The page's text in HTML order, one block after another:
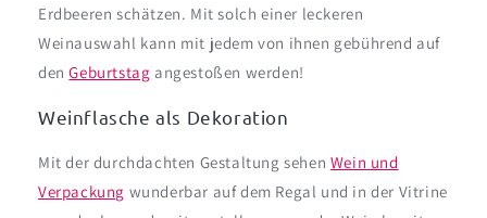
Erdbeeren schätzen. Mit solch einer leckeren
Weinauswahl kann mit jedem von ihnen gebührend auf
denGeburtstag angestoßen werden!
Weinflasche als Dekoration
Mit der durchdachten Gestaltung sehen Wein und
Verpackung wunderbar auf dem Regal und in der Vitrine